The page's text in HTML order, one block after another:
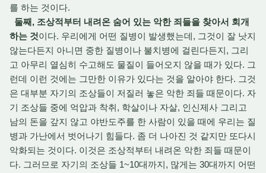
를 하는 것이다.
둘째, 조상적부터 내려온 숨어 있는 악한 죄들을 찾아서 회개
하는 것이다. 우리에게 어떤 질병이 발생했는데, 그것이 잘 낫지
않는다든지 아니면 중한 질병이나 불치병에 걸린다든지, 그리
고 아무리 열심히 수고해도 물질이 들어오지 않을 때가 있다. 그
런데 이런 것에는 그만한 이유가 있다는 것을 알아야 한다. 그것
은 대부분 자기의 조상들이 저질러 놓은 악한 죄들 때문이다. 자
기 조상들 중에 억압과 착취, 학살이나 자살, 인신제사 그리고
남의 돈을 갚지 않고 야반도주를 한 사람이 있을 때에 우리는 질
병과 가난에서 벗어나기 힘들다. 좀 더 나아진 것 같지만 또다시
악화되는 것이다. 이것은 조상적부터 내려온 악한 죄들 때문이
다. 그러므로 자기의 조상들 1~10대까지, 많게는 30대까지 어떤